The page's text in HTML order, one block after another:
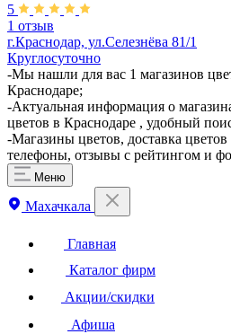
5
1 отзыв
г.Краснодар, ул.Селезнёва 81/1
Круглосуточно
-Мы нашли для вас 1 магазинов
Краснодаре;
-Актуальная информация о
цветов в Краснодаре , удобный
-Магазины цветов, доставка цветов
телефоны, отзывы с рейтингом и
Меню
Махачкала
Главная
Каталог фирм
Акции/скидки
Афиша